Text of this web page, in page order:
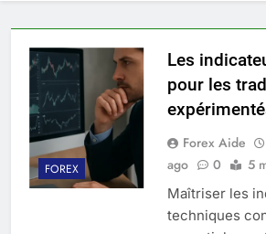
FOREX
Les
pour les
Forex Aide
ago
0 5
Maîtriser les
techniques